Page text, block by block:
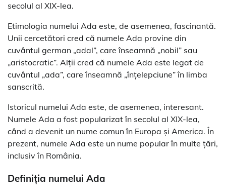
secolul al XIX-lea.
Etimologia numelui Ada este, de asemenea, fascinantă.
Unii cercetători cred că numele Ada provine din
cuvântul german „adal”, care înseamnă „nobil” sau
„aristocratic”. Alții cred că numele Ada este legat de
cuvântul „ada”, care înseamnă „înțelepciune” în limba
sanscrită.
Istoricul numelui Ada este, de asemenea, interesant.
Numele Ada a fost popularizat în secolul al XIX-lea,
când a devenit un nume comun în Europa și America. În
prezent, numele Ada este un nume popular în multe țări,
inclusiv în România.
Definiția numelui Ada